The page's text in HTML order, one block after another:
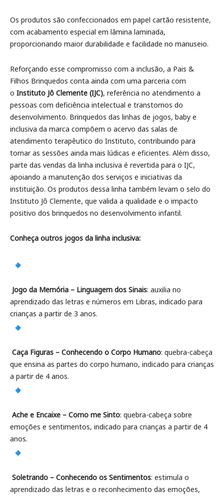
Os produtos são confeccionados em papel cartão resistente,
com acabamento especial em lâmina laminada,
proporcionando maior durabilidade e facilidade no manuseio.
Reforçando esse compromisso com a inclusão, a Pais &
Filhos Brinquedos conta ainda com uma parceria com
o Instituto Jô Clemente (IJC), referência no atendimento a
pessoas com deficiência intelectual e transtornos do
desenvolvimento. Brinquedos das linhas de jogos, baby e
inclusiva da marca compõem o acervo das salas de
atendimento terapêutico do Instituto, contribuindo para
tornar as sessões ainda mais lúdicas e eficientes. Além disso,
parte das vendas da linha inclusiva é revertida para o IJC,
apoiando a manutenção dos serviços e iniciativas da
instituição. Os produtos dessa linha também levam o selo do
Instituto Jô Clemente, que valida a qualidade e o impacto
positivo dos brinquedos no desenvolvimento infantil.
Conheça outros jogos da linha inclusiva:
Jogo da Memória – Linguagem dos Sinais: auxilia no
aprendizado das letras e números em Libras, indicado para
crianças a partir de 3 anos.
Caça Figuras – Conhecendo o Corpo Humano: quebra-cabeça
que ensina as partes do corpo humano, indicado para crianças
a partir de 4 anos.
Ache e Encaixe – Como me Sinto: quebra-cabeça sobre
emoções e sentimentos, indicado para crianças a partir de 4
anos.
Soletrando – Conhecendo os Sentimentos: estimula o
aprendizado das letras e o reconhecimento das emoções,